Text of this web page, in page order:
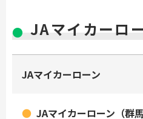
JAマイカーロ
JAマイカーローン
JAマイカーローン（群